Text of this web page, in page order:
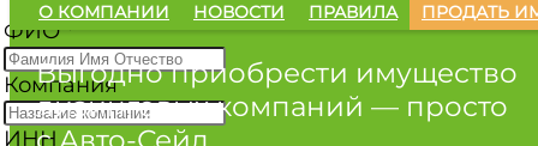
О КОМПАНИИ НОВОСТИ ПРАВИЛА ПРОДАТЬ
Выгодно приобрести имущество
лизинговых компаний — просто
ФИО*
Компания
ИНН